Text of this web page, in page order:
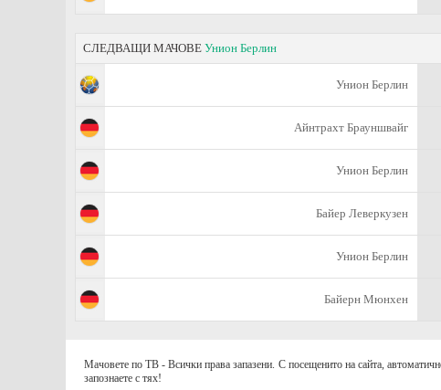
СЛЕДВАЩИ МАЧОВЕ Унион Берлин
Унион Берлин
Айнтрахт Брауншвайг
Унион Берлин
Байер Леверкузен
Унион Берлин
Байерн Мюнхен
Мачовете по ТВ - Всички права запазени. С посещенито на сайта,
запознаете с тях!